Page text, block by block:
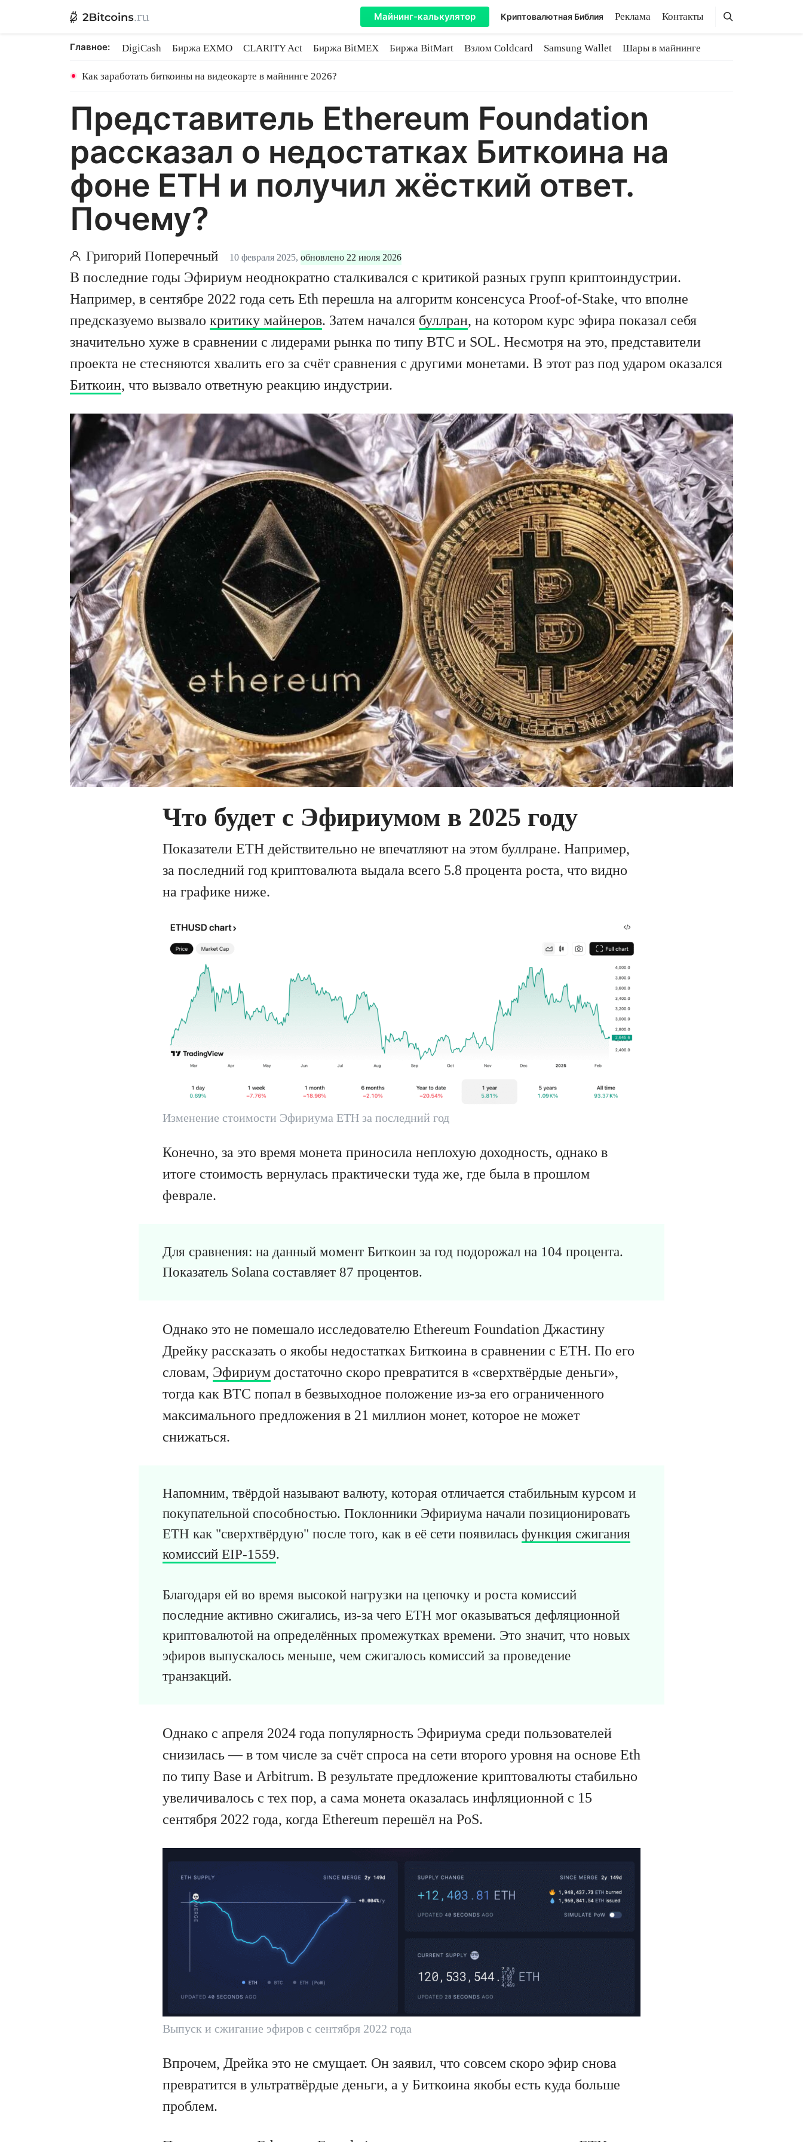
Майнинг-калькулятор Криптовалютная Библия Реклама Контакты Поиск
Поиск
Главное: DigiCash Биржа EXMO CLARITY Act Биржа BitMEX Биржа BitMart Взлом Coldcard Samsung Wallet
Шары в майнинге
Как заработать биткоины на видеокарте в майнинге 2026?
Представитель Ethereum Foundation
рассказал о недостатках Биткоина на
фоне ETH и получил жёсткий ответ.
Почему?
Григорий Поперечный 10 февраля 2025, обновлено 22 июля 2026
В последние годы Эфириум неоднократно сталкивался с критикой разных групп криптоиндустрии.
Например, в сентябре 2022 года сеть Eth перешла на алгоритм консенсуса Proof-of-Stake, что вполне
предсказуемо вызвало критику майнеров. Затем начался буллран, на котором курс эфира показал себя
значительно хуже в сравнении с лидерами рынка по типу BTC и SOL. Несмотря на это, представители
проекта не стесняются хвалить его за счёт сравнения с другими монетами. В этот раз под ударом оказался
Биткоин, что вызвало ответную реакцию индустрии.
Что будет с Эфириумом в 2025 году
Показатели ETH действительно не впечатляют на этом буллране. Например,
за последний год криптовалюта выдала всего 5.8 процента роста, что видно
на графике ниже.
Изменение стоимости Эфириума ETH за последний год
Конечно, за это время монета приносила неплохую доходность, однако в
итоге стоимость вернулась практически туда же, где была в прошлом
феврале.
Для сравнения: на данный момент Биткоин за год подорожал на 104 процента.
Показатель Solana составляет 87 процентов.
Однако это не помешало исследователю Ethereum Foundation Джастину
Дрейку рассказать о якобы недостатках Биткоина в сравнении с ETH. По его
словам, Эфириум достаточно скоро превратится в «сверхтвёрдые деньги»,
тогда как BTC попал в безвыходное положение из-за его ограниченного
максимального предложения в 21 миллион монет, которое не может
снижаться.
Напомним, твёрдой называют валюту, которая отличается стабильным курсом и
покупательной способностью. Поклонники Эфириума начали позиционировать
ETH как "сверхтвёрдую" после того, как в её сети появилась функция сжигания
комиссий EIP-1559.
Благодаря ей во время высокой нагрузки на цепочку и роста комиссий
последние активно сжигались, из-за чего ETH мог оказываться дефляционной
криптовалютой на определённых промежутках времени. Это значит, что новых
эфиров выпускалось меньше, чем сжигалось комиссий за проведение
транзакций.
Однако с апреля 2024 года популярность Эфириума среди пользователей
снизилась — в том числе за счёт спроса на сети второго уровня на основе Eth
по типу Base и Arbitrum. В результате предложение криптовалюты стабильно
увеличивалось с тех пор, а сама монета оказалась инфляционной с 15
сентября 2022 года, когда Ethereum перешёл на PoS.
Выпуск и сжигание эфиров с сентября 2022 года
Впрочем, Дрейка это не смущает. Он заявил, что совсем скоро эфир снова
превратится в ультратвёрдые деньги, а у Биткоина якобы есть куда больше
проблем.